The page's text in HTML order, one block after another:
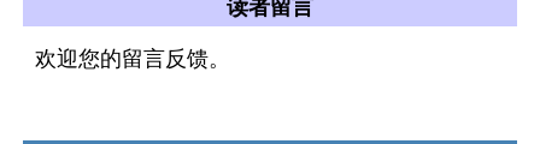
读者留言
欢迎您的留言反馈。